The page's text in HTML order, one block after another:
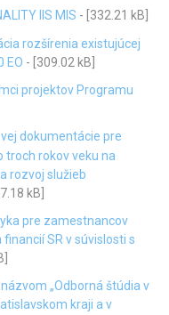
IIS MIS - [332.21 kB]
rozšírenia existujúcej
EO - [309.02 kB]
projektov Programu
dokumentácie pre
troch rokov veku na
rozvoj služieb
kB]
pre zamestnancov
SR v súvislosti s
„Odborná štúdia v
kraji a v